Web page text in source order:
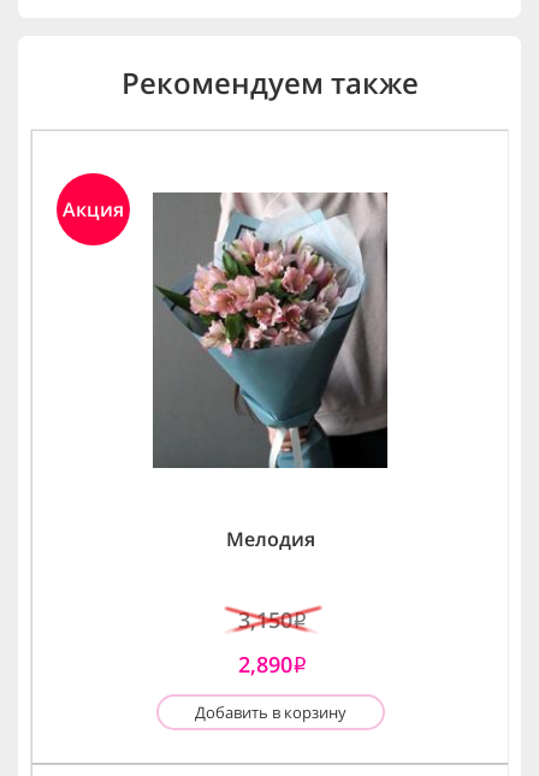
Рекомендуем также
Акция
Мелодия
3,150i
2,890i
Добавить в корзину